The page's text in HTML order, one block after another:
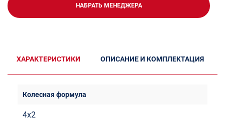
НАБРАТЬ МЕНЕДЖЕРА
ХАРАКТЕРИСТИКИ ОПИСАНИЕ И КОМПЛЕКТАЦИЯ
4х2